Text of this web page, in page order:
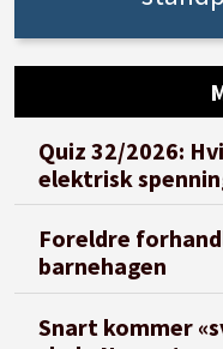
Quiz 32/2026:
elektrisk
Foreldre
barnehagen
Snart kommer